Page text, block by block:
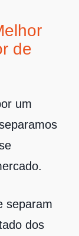
de
um
separam
dos